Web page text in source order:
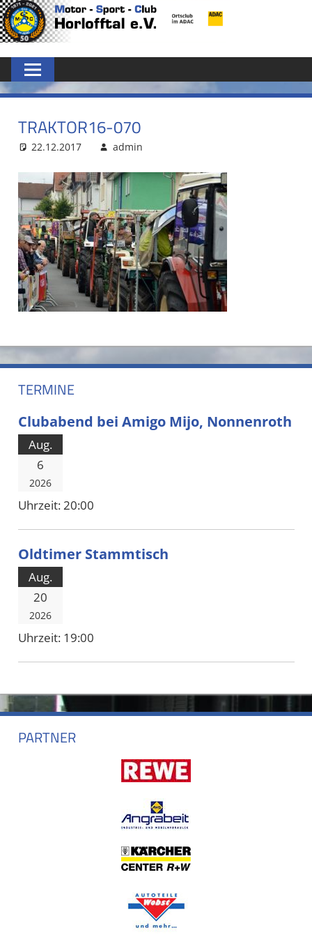
Zum
Inhalt
MSC
HORLOFFTAL
E.V.
TRAKTOR16-070
22.12.2017 admin
TERMINE
Clubabend bei Amigo Mijo, Nonnenroth
Aug.
6
2026
Uhrzeit: 20:00
Oldtimer Stammtisch
Aug.
20
2026
Uhrzeit: 19:00
PARTNER